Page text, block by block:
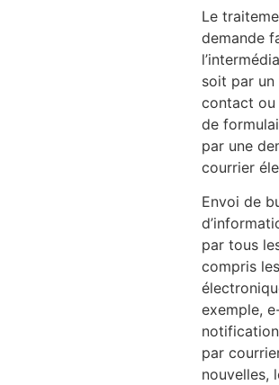
Le
demande
soit par
contact
de
par une
courrier
Envoi de
par tous
compris
exemple,
par
nouvelles,